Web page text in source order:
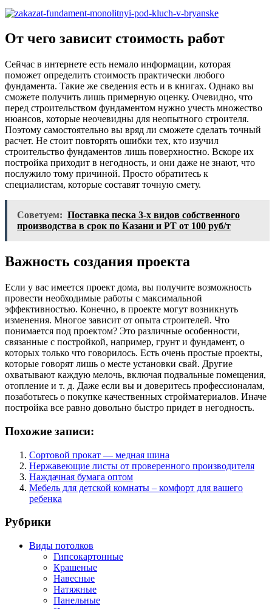
От чего зависит стоимость работ
Сейчас в интернете есть немало информации, которая
поможет определить стоимость практически любого
фундамента. Такие же сведения есть и в книгах. Однако вы
сможете получить лишь примерную оценку. Очевидно, что
перед строительством фундаментом нужно учесть множество
нюансов, которые неочевидны для неопытного строителя.
Поэтому самостоятельно вы вряд ли сможете сделать точный
расчет. Не стоит повторять ошибки тех, кто изучил
строительство фундаментов лишь поверхностно. Вскоре их
постройка приходит в негодность, и они даже не знают, что
послужило тому причиной. Просто обратитесь к
специалистам, которые составят точную смету.
Советуем: Поставка песка 3-х видов собственного
производства в срок по Казани и РТ от 100 руб/т
Важность создания проекта
Если у вас имеется проект дома, вы получите возможность
провести необходимые работы с максимальной
эффективностью. Конечно, в проекте могут возникнуть
изменения. Многое зависит от опыта строителей. Что
понимается под проектом? Это различные особенности,
связанные с постройкой, например, грунт и фундамент, о
которых только что говорилось. Есть очень простые проекты,
которые говорят лишь о месте установки свай. Другие
охватывают каждую мелочь, включая подвальные помещения,
отопление и т. д. Даже если вы и доверитесь профессионалам,
позаботьтесь о покупке качественных стройматериалов. Иначе
постройка все равно довольно быстро придет в негодность.
Похожие записи:
Сортовой прокат — медная шина
Нержавеющие листы от проверенного производителя
Наждачная бумага оптом
Мебель для детской комнаты – комфорт для вашего
ребенка
Рубрики
Виды потолков
Гипсокартонные
Крашеные
Навесные
Натяжные
Панельные